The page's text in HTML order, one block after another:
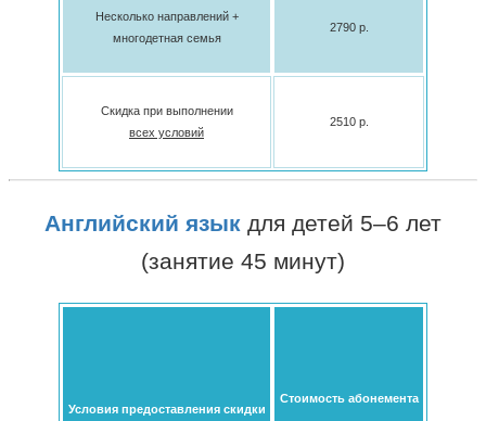
Несколько направлений +
многодетная семья
2790 p.
Скидка при выполнении
всех условий
2510 p.
Английский язык для детей 5–6 лет
(занятие 45 минут)
Условия предоставления скидки
Стоимость абонемента